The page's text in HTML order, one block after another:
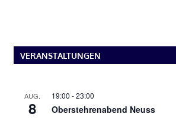
VERANSTALTUNGEN
AUG.
8
19:00 -23:00
Oberstehrenabend Neuss